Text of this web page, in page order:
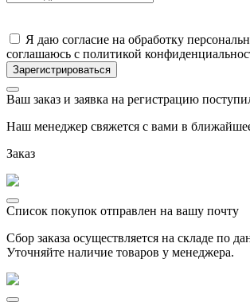
Я даю согласие на обработку
соглашаюсь с политикой
Ваш заказ и заявка на регистрацию
Наш менеджер свяжется с вами в
Заказ
Список покупок отправлен на вашу почту
Сбор заказа осуществляется на складе по
Уточняйте наличие товаров у менеджера.